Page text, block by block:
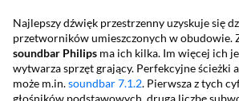
Najlepszy dźwięk przestrzenny uzyskuje się
przetworników umieszczonych w obudowie.
soundbar Philips ma ich kilka. Im więcej ich
wytwarza sprzęt grający. Perfekcyjne ścieżki
może m.in.soundbar 7.1.2. Pierwsza z tych
głośników podstawowych, druga liczbę